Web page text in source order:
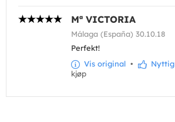
Mª VICTORIA
Málaga (España) 30.10.18
Perfekt!
Vis original • Nyttig
kjøp